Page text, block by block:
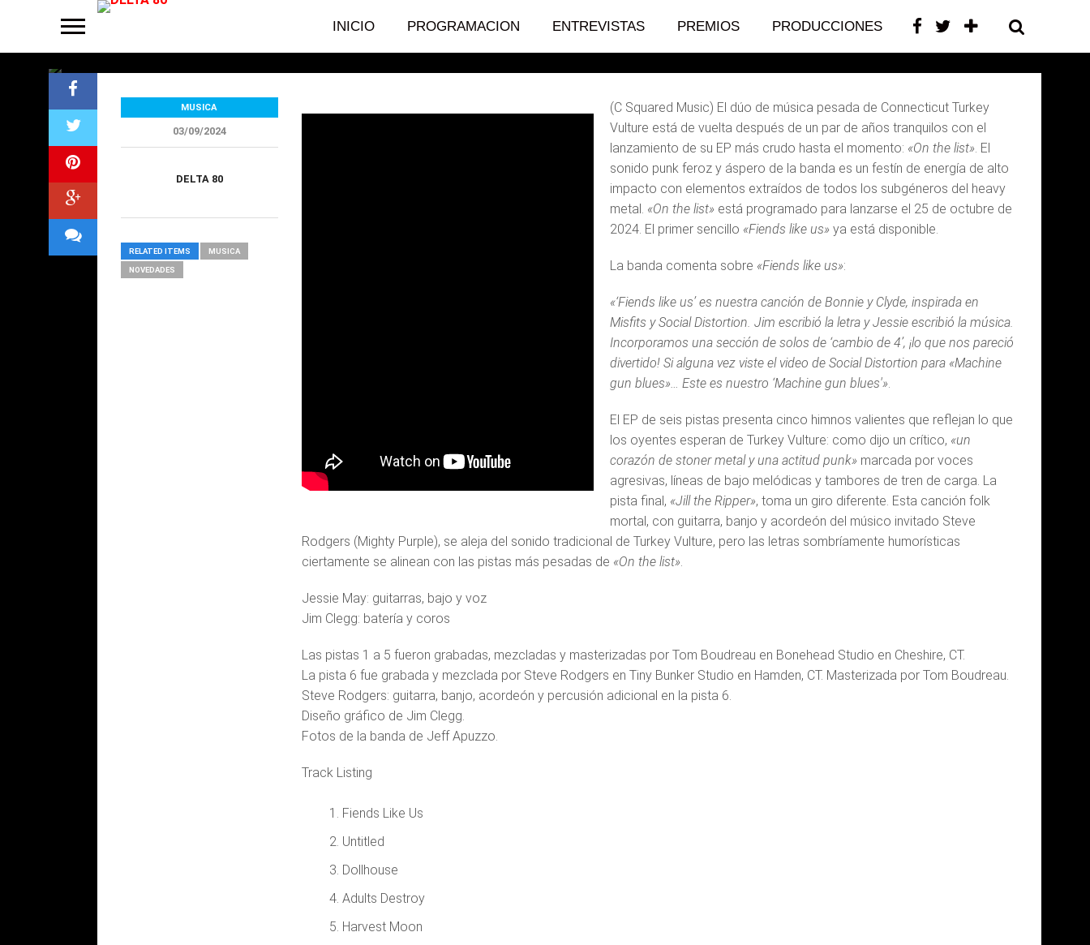
INICIO PROGRAMACION ENTREVISTAS PREMIOS PRODUCCIONES CONTACTO
antes de su EP
(C Squared Music) El dúo de música pesada de Connecticut Turkey
Vulture está de vuelta después de un par de años tranquilos con el
lanzamiento de su EP más crudo hasta el momento: «On the list». El
sonido punk feroz y áspero de la banda es un festín de energía de alto
impacto con elementos extraídos de todos los subgéneros del heavy
metal. «On the list»está programado para lanzarse el 25 de octubre de
2024. El primer sencillo «Fiends like us»ya está disponible.
La banda comenta sobre «Fiends like us»:
«‘Fiends like us’ es nuestra canción de Bonnie y Clyde, inspirada en
Misfits y Social Distortion. Jim escribió la letra y Jessie escribió la música.
Incorporamos una sección de solos de ‘cambio de 4’, ¡lo que nos pareció
divertido! Si alguna vez viste el video de Social Distortion para «Machine
gun blues»… Este es nuestro ‘Machine gun blues'».
El EP de seis pistas presenta cinco himnos valientes que reflejan lo que
los oyentes esperan de Turkey Vulture: como dijo un crítico, «un
corazón de stoner metal y una actitud punk»marcada por voces
agresivas, líneas de bajo melódicas y tambores de tren de carga. La
pista final, «Jill the Ripper», toma un giro diferente. Esta canción folk
mortal, con guitarra, banjo y acordeón del músico invitado Steve
Rodgers (Mighty Purple), se aleja del sonido tradicional de Turkey Vulture, pero las letras sombríamente humorísticas
ciertamente se alinean con las pistas más pesadas de «On the list».
Jessie May: guitarras, bajo y voz
Jim Clegg: batería y coros
Las pistas 1 a 5 fueron grabadas, mezcladas y masterizadas por Tom Boudreau en Bonehead Studio en Cheshire, CT.
La pista 6 fue grabada y mezclada por Steve Rodgers en Tiny Bunker Studio en Hamden, CT. Masterizada por Tom Boudreau.
Steve Rodgers: guitarra, banjo, acordeón y percusión adicional en la pista 6.
Diseño gráfico de Jim Clegg.
Fotos de la banda de Jeff Apuzzo.
Track Listing
Fiends Like Us
Untitled
Dollhouse
Adults Destroy
Harvest Moon
MUSICA
03/09/2024
DELTA 80
RELATED ITEMS MUSICA
NOVEDADES